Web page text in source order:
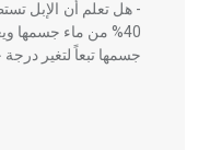
- هل تعلم أن الإبل
40% من ماء جسمها
جسمها تبعاً لتغير درجة